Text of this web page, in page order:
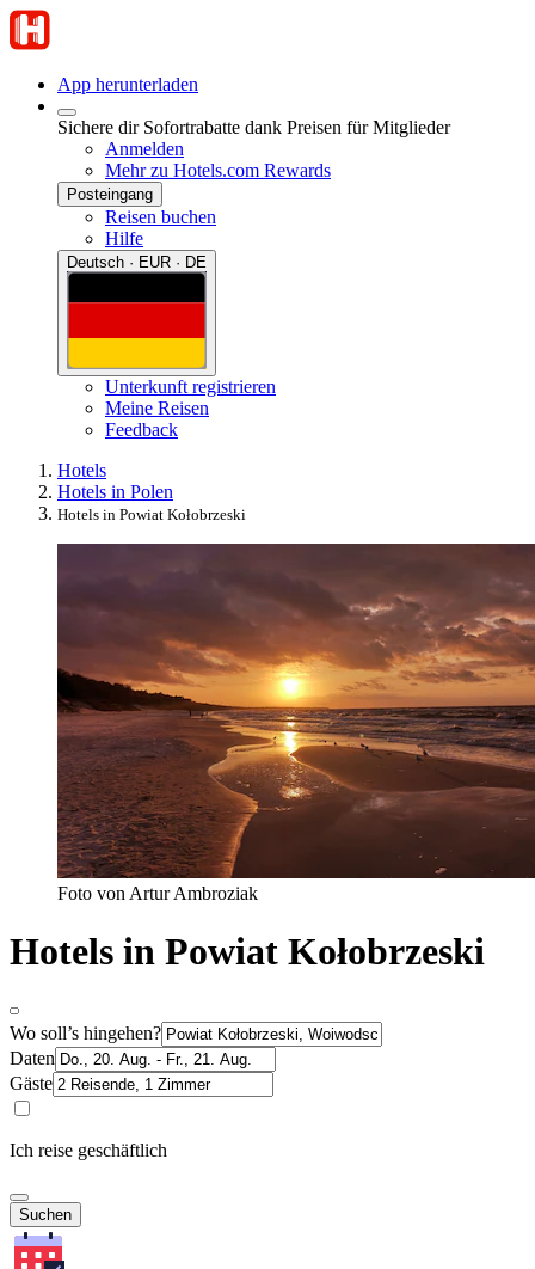
App herunterladen
Sichere dir Sofortrabatte dank Preisen für Mitglieder
Anmelden
Mehr zu Hotels.com Rewards
Posteingang
Reisen buchen
Hilfe
Deutsch · EUR · DE
Unterkunft registrieren
Meine Reisen
Feedback
Hotels
Hotels in Polen
Hotels in Powiat Kołobrzeski
Foto von Artur Ambroziak
Hotels in Powiat Kołobrzeski
Wo soll’s hingehen?
Daten
Gäste
Ich reise geschäftlich
Suchen